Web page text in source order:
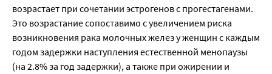
возрастает при сочетании эстрогенов с прогестагенами.
Это возрастание сопоставимо с увеличением риска
возникновения рака молочных желез у женщин с каждым
годом задержки наступления естественной менопаузы
(на 2.8% за год задержки), а также при ожирении и